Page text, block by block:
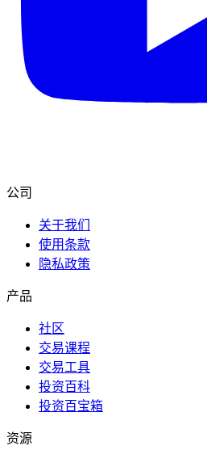
公司
关于我们
使用条款
隐私政策
产品
社区
交易课程
交易工具
投资百科
投资百宝箱
资源